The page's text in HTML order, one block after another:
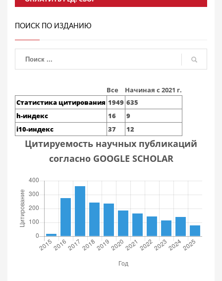
ПОИСК ПО ИЗДАНИЮ
Все
Начиная с 2021 г.
Статистика цитирования 1949 635
h-индекс
16
9
i10-индекс
37 12
Цитируемость научных публикаций
согласно GOOGLE SCHOLAR